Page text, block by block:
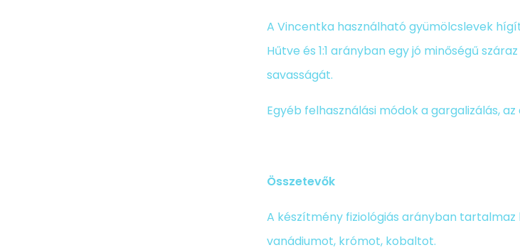
A Vincentka használható gyümölcslevek
Hűtve és 1:1 arányban egy jó minőségű
savasságát.
Egyéb felhasználási módok a gargalizálás,
Összetevők
A készítmény fiziológiás arányban
vanádiumot, krómot, kobaltot.